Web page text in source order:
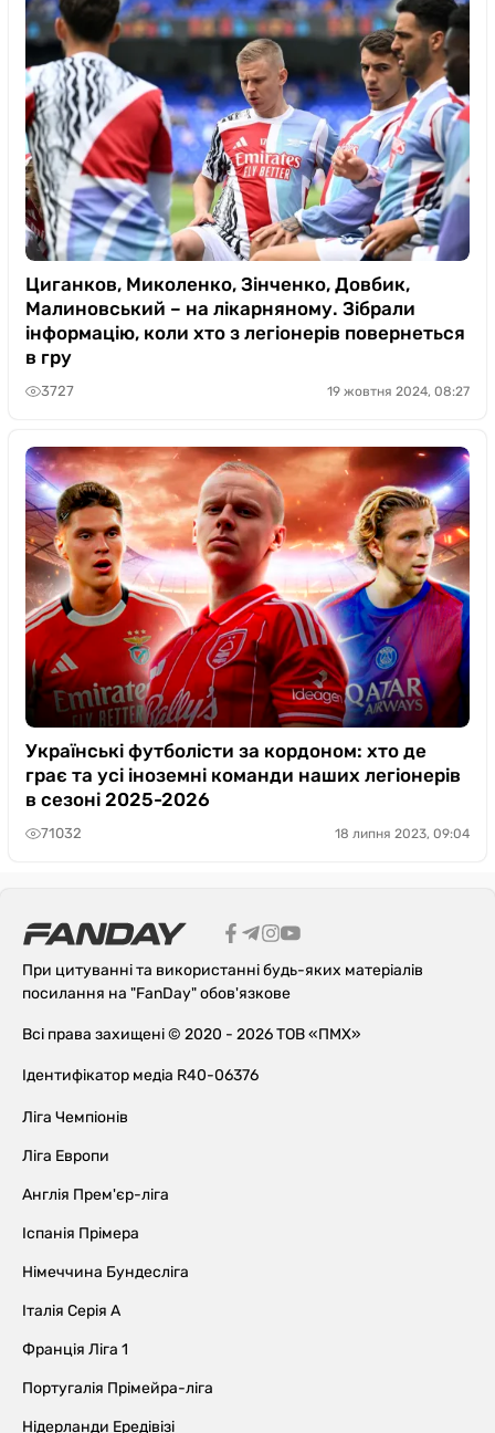
Циганков, Миколенко, Зінченко, Довбик,
Малиновський – на лікарняному. Зібрали
інформацію, коли хто з легіонерів повернеться
в гру
3727 19 жовтня 2024, 08:27
Українські футболісти за кордоном: хто де
грає та усі іноземні команди наших легіонерів
в сезоні 2025-2026
71032 18 липня 2023, 09:04
При цитуванні та використанні будь-яких матеріалів
посилання на "FanDay" обов'язкове
Всі права захищені © 2020 - 2026 ТОВ «ПМХ»
Ідентифікатор медіа R40-06376
Ліга Чемпіонів
Ліга Европи
Англія Прем'єр-ліга
Іспанія Прімера
Німеччина Бундесліга
Італія Серія А
Франція Ліга 1
Португалія Прімейра-ліга
Нідерланди Ередівізі